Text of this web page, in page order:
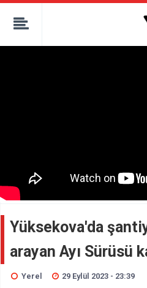
kaçak bahis
deneme bonusu
Yüksekova'da
arayan Ayı Sürüsü
Yerel 29 Eylül 2023 - 23:39